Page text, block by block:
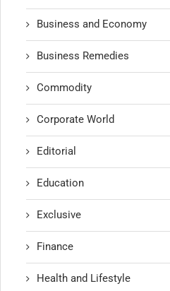
Business and Economy
Business Remedies
Commodity
Corporate World
Editorial
Education
Exclusive
Finance
Health and Lifestyle